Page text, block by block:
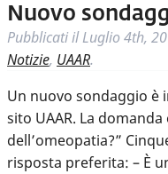
Nuovo
Pubblicati ilLuglio 4th,
Notizie, UAAR.
Un nuovo sondaggio è
sito UAAR. La
dell’omeopatia?”
risposta preferita: – È